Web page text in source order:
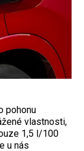
pohonu
vlastnosti,
1,5 l/100
u nás